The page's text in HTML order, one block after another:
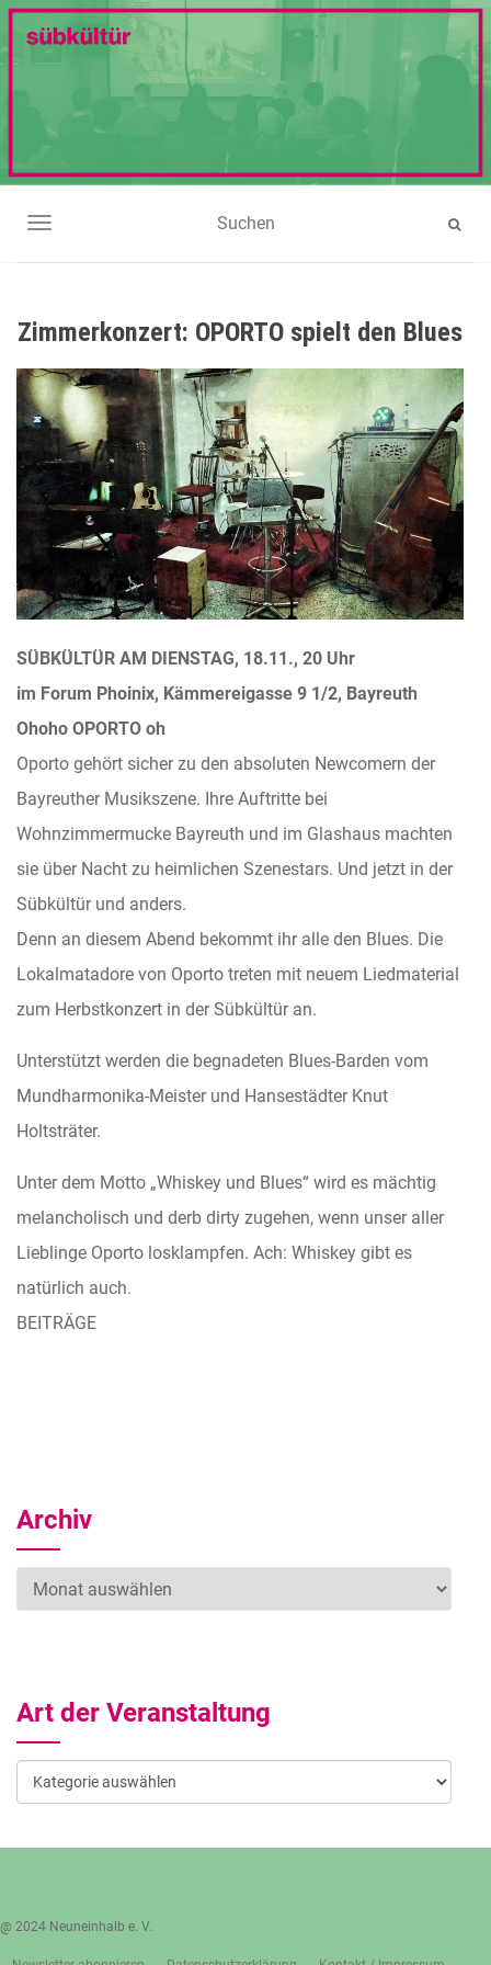
NAVIGATION UMSCHALTEN
Zimmerkonzert: OPORTO spielt den Blues
SÜBKÜLTÜR AM DIENSTAG, 18.11., 20 Uhr
im Forum Phoinix, Kämmereigasse 9 1/2, Bayreuth
Ohoho OPORTO oh
Oporto gehört sicher zu den absoluten Newcomern der
Bayreuther Musikszene. Ihre Auftritte bei
Wohnzimmermucke Bayreuth und im Glashaus machten
sie über Nacht zu heimlichen Szenestars. Und jetzt in der
Sübkültür und anders.
Denn an diesem Abend bekommt ihr alle den Blues. Die
Lokalmatadore von Oporto treten mit neuem Liedmaterial
zum Herbstkonzert in der Sübkültür an.
Unterstützt werden die begnadeten Blues-Barden vom
Mundharmonika-Meister und Hansestädter Knut
Holtsträter.
Unter dem Motto „Whiskey und Blues“ wird es mächtig
melancholisch und derb dirty zugehen, wenn unser aller
Lieblinge Oporto losklampfen. Ach: Whiskey gibt es
natürlich auch.
BEITRÄGE
Archiv
Archiv
Art der Veranstaltung
Art
der
Veranstaltung
@ 2024 Neuneinhalb e. V.